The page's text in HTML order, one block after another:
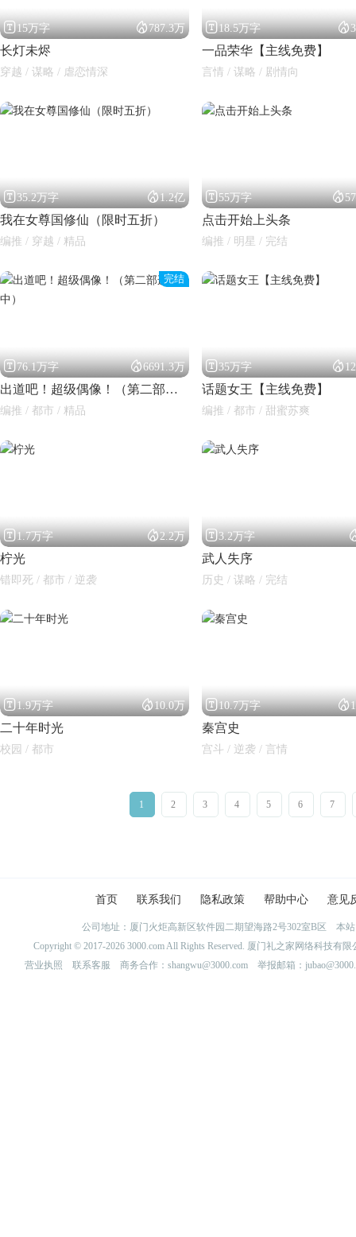
15万字 787.3万
长灯未烬
穿越 / 谋略 / 虐恋情深
18.5万字 
一品荣华【主线免费】
言情 / 谋略 / 剧情向
35.2万字 1.2亿
我在女尊国修仙（限时五折）
编推 / 穿越 / 精品
55万字 
点击开始上头条
编推 / 明星 / 完结
完结
76.1万字 6691.3万
出道吧！超级偶像！（第二部连更中）
编推 / 都市 / 精品
35万字 
话题女王【主线免费】
编推 / 都市 / 甜蜜苏爽
1.7万字 2.2万
柠光
错即死 / 都市 / 逆袭
3.2万字
武人失序
历史 / 谋略 / 完结
1.9万字 10.0万
二十年时光
校园 / 都市
10.7万字 
秦宫史
宫斗 / 逆袭 / 言情
1 2 3 4 5 6 7
首页 联系我们 隐私政策 帮助中心 意见
公司地址：厦门火炬高新区软件园二期望海路2号302室B区 本
Copyright © 2017-2026 3000.com All Rights Reserved. 厦门礼之家网络科技
营业执照
联系客服 商务合作：shangwu@3000.com 举报邮箱：